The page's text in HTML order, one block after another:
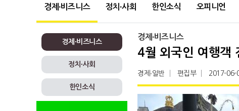
경제∙비즈니스 정치∙사회 한인소식 오피니언
경제∙비즈니스
정치∙사회
한인소식
경제∙비즈니스
4월 외국인 여행
경제∙일반 편집부 2017-06-